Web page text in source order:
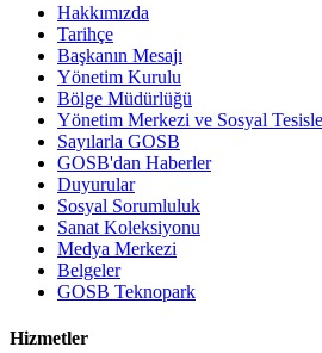
Hakkımızda
Tarihçe
Başkanın Mesajı
Yönetim Kurulu
Bölge Müdürlüğü
Yönetim Merkezi ve Sosyal
Sayılarla GOSB
GOSB'dan Haberler
Duyurular
Sosyal Sorumluluk
Sanat Koleksiyonu
Medya Merkezi
Belgeler
GOSB Teknopark
Hizmetler